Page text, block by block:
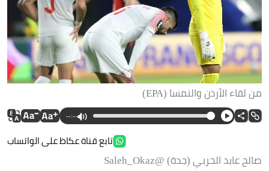
من لقاء اﻷردن والنمسا (EPA)
--:--
تابع قناة عكاظ على الواتساب
صالح عابد الحربي (جدة) @Saleh_Okaz